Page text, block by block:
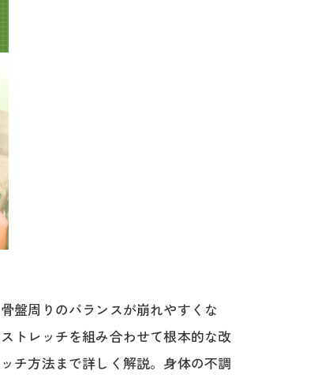
盤周りのバランスが崩れやすくな
トレッチを組み合わせて根本的な改
チ方法まで詳しく解説。身体の不調